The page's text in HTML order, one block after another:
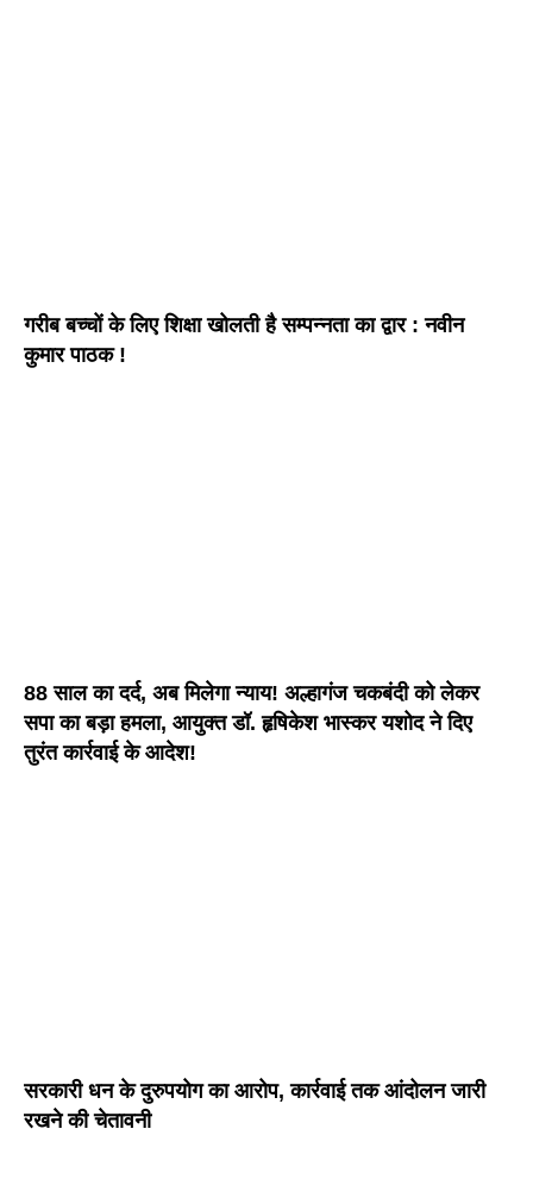
गरीब बच्चों के लिए शिक्षा खोलती है सम्पन्नता का द्वार : नवीन
कुमार पाठक !
88 साल का दर्द, अब मिलेगा न्याय! अल्हागंज चकबंदी को लेकर
सपा का बड़ा हमला, आयुक्त डॉ. हृषिकेश भास्कर यशोद ने दिए
तुरंत कार्रवाई के आदेश!
सरकारी धन के दुरुपयोग का आरोप, कार्रवाई तक आंदोलन जारी
रखने की चेतावनी